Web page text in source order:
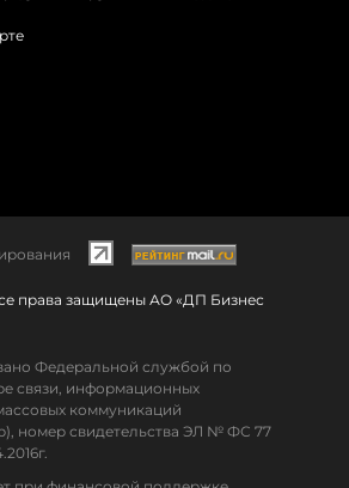
права защищены АО «ДП Бизнес
Федеральной службой по
связи, информационных
коммуникаций
номер свидетельства ЭЛ № ФС 77